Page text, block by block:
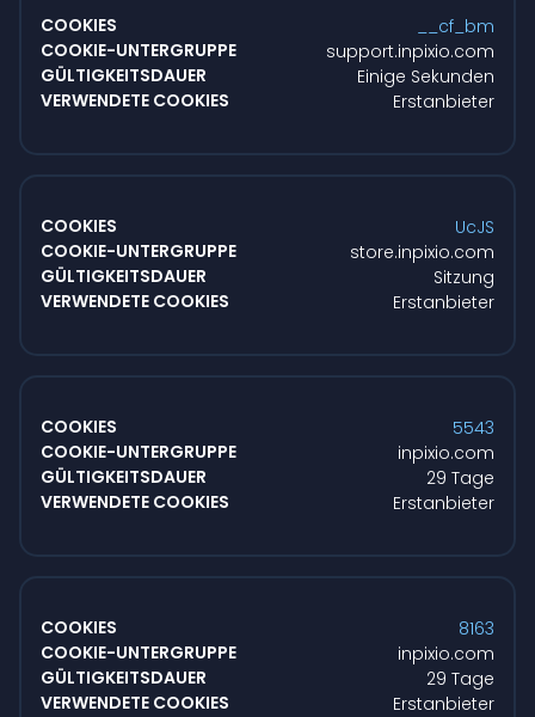
__cf_bm
support.inpixio.com
Einige Sekunden
Erstanbieter
UcJS
store.inpixio.com
Sitzung
Erstanbieter
5543
inpixio.com
29 Tage
Erstanbieter
8163
inpixio.com
29 Tage
Erstanbieter